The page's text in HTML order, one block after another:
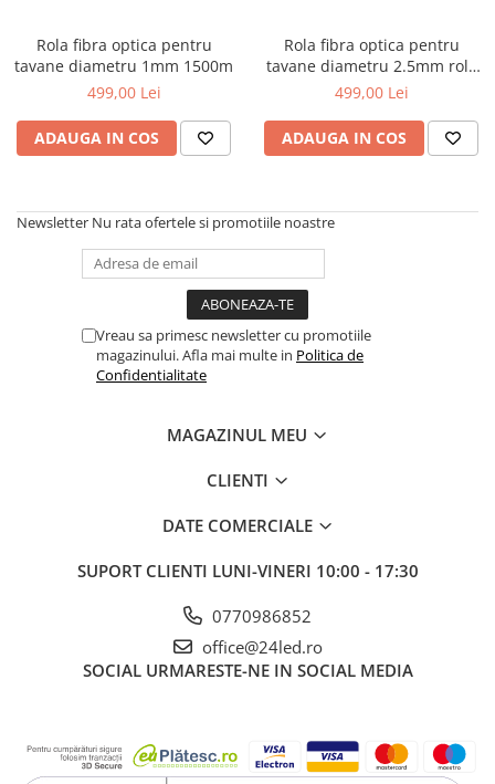
Corpuri de Iluminat Stradal
LED
Corpuri EXIT
Corpuri Industriale LED
Proiectoare LED magazin pe
sina 220V
Proiector LED Fantana/Piscina
Modul LED
Accesorii profile led
Profil led incastrat
Profil Led Rigips
Sursa Alimentare 24V
Rola fibra optica pentru
tavane diametru 1mm 1500m
499,00 Lei
ADAUGA IN COS
Rola fibra optica pentru
tavane diametru 2.5mm rola
250m
499,00 Lei
ADAUGA IN COS
Newsletter Nu rata ofertele si promotiile noastre
Vreau sa primesc newsletter cu promotiile
magazinului. Afla mai multe in Politica de
Confidentialitate
MAGAZINUL MEU
CLIENTI
DATE COMERCIALE
SUPORT CLIENTI LUNI-VINERI 10:00 - 17:30
0770986852
office@24led.ro
SOCIAL URMARESTE-NE IN SOCIAL MEDIA